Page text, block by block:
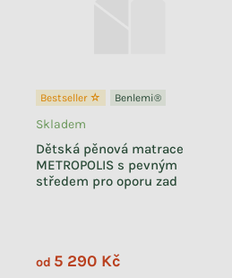
Bestseller ☆ Benlemi®
Dětská pěnová matrace
METROPOLIS s pevným
středem pro oporu zad
Skladem
od 5 290 Kč